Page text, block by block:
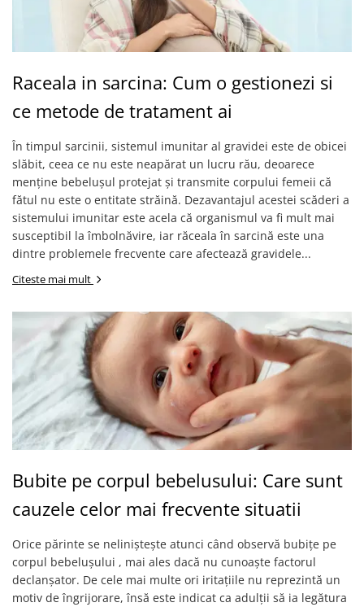
Raceala in sarcina: Cum o gestionezi si
ce metode de tratament ai
În timpul sarcinii, sistemul imunitar al gravidei este de obicei
slăbit, ceea ce nu este neapărat un lucru rău, deoarece
menține bebelușul protejat și transmite corpului femeii că
fătul nu este o entitate străină. Dezavantajul acestei scăderi a
sistemului imunitar este acela că organismul va fi mult mai
susceptibil la îmbolnăvire, iar răceala în sarcină este una
dintre problemele frecvente care afectează gravidele...
Citeste mai mult
Bubite pe corpul bebelusului: Care sunt
cauzele celor mai frecvente situatii
Orice părinte se neliniștește atunci când observă bubițe pe
corpul bebelușului , mai ales dacă nu cunoaște factorul
declanșator. De cele mai multe ori iritațiile nu reprezintă un
motiv de îngrijorare, însă este indicat ca adulții să ia legătura